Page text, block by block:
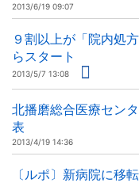
2013/6/19 09:07
９割以上が「院内
らスタート
2013/5/7 13:08
北播磨総合医療セ
表
2013/4/19 14:36
〔ルポ〕新病院に